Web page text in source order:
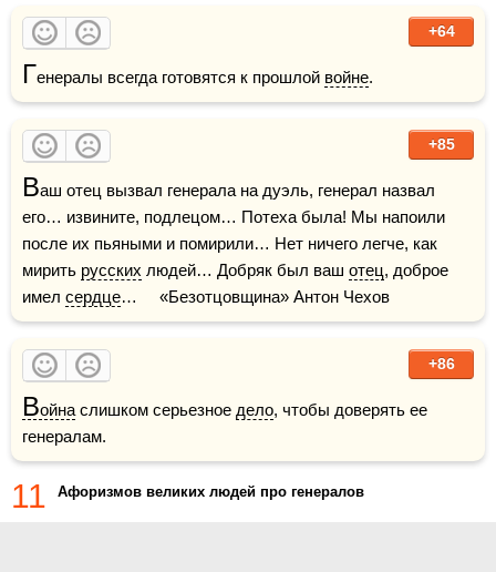
+64
Генералы всегда готовятся к прошлой войне.
+85
Ваш отец вызвал генерала на дуэль, генерал назвал
его… извините, подлецом… Потеха была! Мы напоили
после их пьяными и помирили… Нет ничего легче, как
мирить русских людей… Добряк был ваш отец, доброе
имел сердце…     «Безотцовщина» Антон Чехов
+86
Война слишком серьезное дело, чтобы доверять ее
генералам.
11 Афоризмов великих людей про генералов